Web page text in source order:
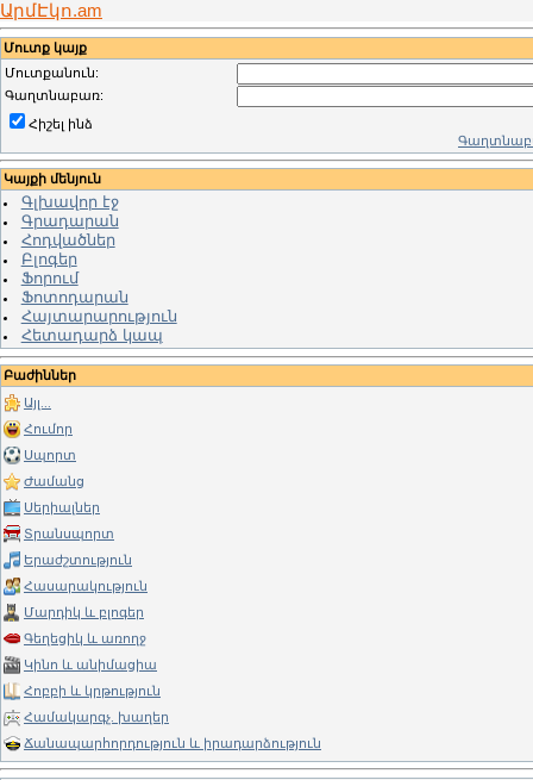
ԱրմԷկո.am
Մուտք կայք
Մուտքանուն:
Գաղտնաբառ:
Հիշել ինձ
Կայքի մենյուն
Գլխավոր էջ
Գրադարան
Հոդվածներ
Բլոգեր
Ֆորում
Ֆոտոդարան
Հայտարարություն
Հետադարձ կապ
Բաժիններ
Այլ...
Հումոր
Սպորտ
Ժամանց
Սերիալներ
Տրանսպորտ
Երաժշտություն
Հասարակություն
Մարդիկ և բլոգեր
Գեղեցիկ և առողջ
Կինո և անիմացիա
Հոբբի և կրթություն
Համակարգչ. խաղեր
Ճանապարհորդություն և իրադարձություն